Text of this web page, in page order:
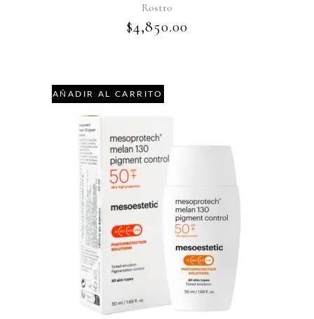
Rostro
$4,850.00
AÑADIR AL CARRITO